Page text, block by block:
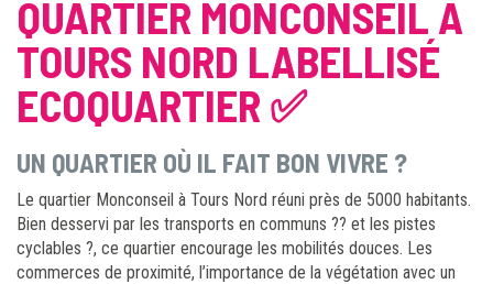
QUARTIER MONCONSEIL À
TOURS NORD LABELLISÉ
ECOQUARTIER ✅
UN QUARTIER OÙ IL FAIT BON VIVRE ?
Le quartier Monconseil à Tours Nord réuni près de 5000 habitants.
Bien desservi par les transports en communs ?? et les pistes
cyclables ?, ce quartier encourage les mobilités douces. Les
commerces de proximité, l’importance de la végétation avec un